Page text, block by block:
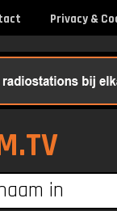
Privacy &